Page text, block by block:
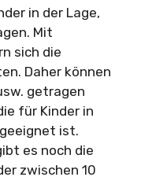
in der Lage,
Mit
sich die
Daher können
getragen
für Kinder in
ist.
es noch die
zwischen 10